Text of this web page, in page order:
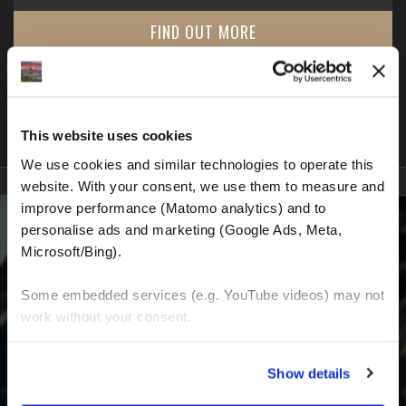
This website uses cookies
We use cookies and similar technologies to operate this
website. With your consent, we use them to measure and
improve performance (Matomo analytics) and to
personalise ads and marketing (Google Ads, Meta,
Microsoft/Bing).
Some embedded services (e.g. YouTube videos) may not
work without your consent.
manage your preferences. You can change your choice
at any time via “Cookie settings” in the footer. For more
Show details
FIND OUT MORE
DEINEN TRAUM
Erhalte die neuesten Nachrichten, die